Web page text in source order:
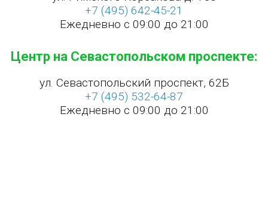
+7 (495) 642-45-21
Ежедневно с 09:00 до 21:00
Центр на Севастопольском проспекте:
ул. Севастопольский проспект, 62Б
+7 (495) 532-64-87
Ежедневно с 09:00 до 21:00